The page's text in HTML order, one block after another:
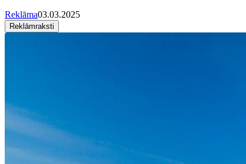
Reklāma03.03.2025
Reklāmraksti